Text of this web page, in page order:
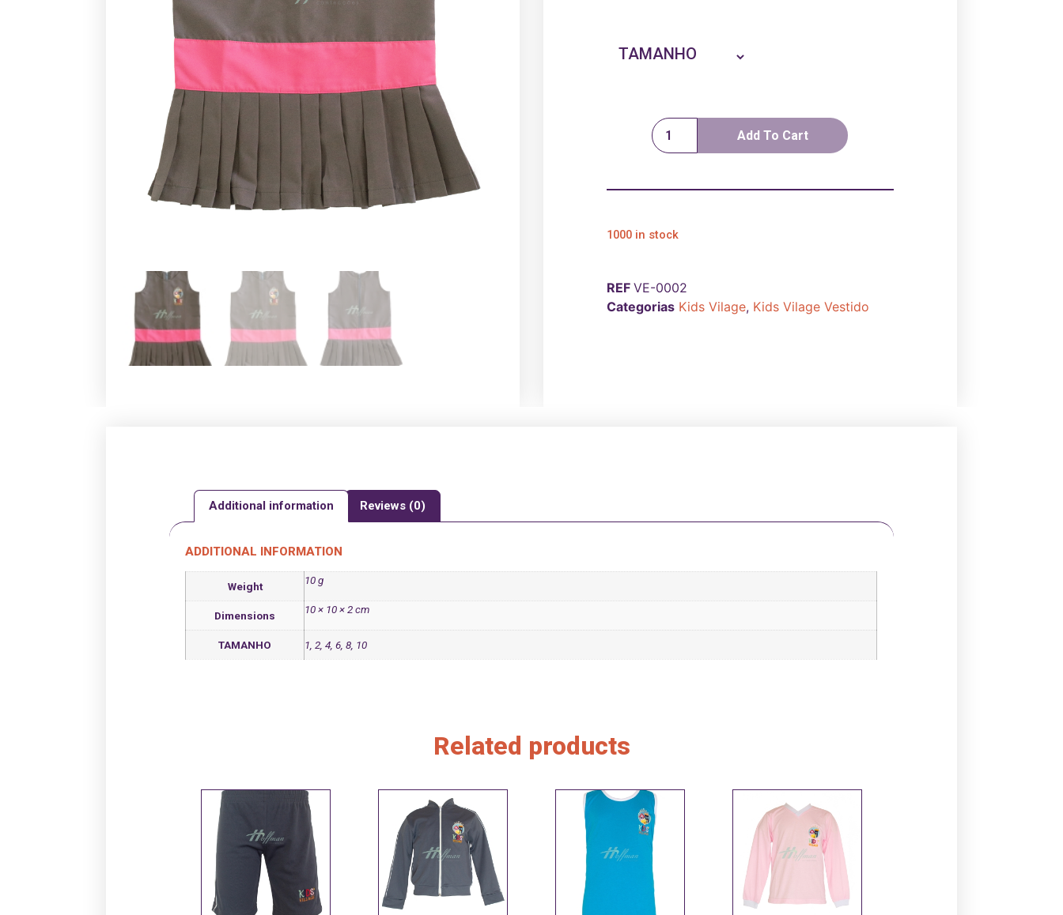
TAMANHO
Add To Cart
1000 in stock
REF VE-0002
Categorias Kids Vilage, Kids Vilage Vestido
Additional information Reviews (0)
ADDITIONAL INFORMATION
Weight 10 g
Dimensions 10 × 10 × 2 cm
TAMANHO 1, 2, 4, 6, 8, 10
Related products